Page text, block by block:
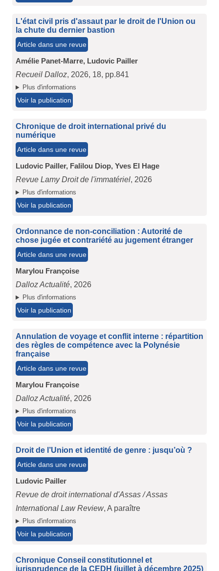
L'état civil pris d'assaut par le droit de l'Union ou
la chute du dernier bastion
Article dans une revue
Amélie Panet-Marre, Ludovic Pailler
Recueil Dalloz, 2026, 18, pp.841
Plus d'informations
Voir la publication
Chronique de droit international privé du
numérique
Article dans une revue
Ludovic Pailler, Falilou Diop, Yves El Hage
Revue Lamy Droit de l'immatériel, 2026
Plus d'informations
Voir la publication
Ordonnance de non-conciliation : Autorité de
chose jugée et contrariété au jugement étranger
Article dans une revue
Marylou Françoise
Dalloz Actualité, 2026
Plus d'informations
Voir la publication
Annulation de voyage et conflit interne : répartition
des règles de compétence avec la Polynésie
française
Article dans une revue
Marylou Françoise
Dalloz Actualité, 2026
Plus d'informations
Voir la publication
Droit de l’Union et identité de genre : jusqu’où ?
Article dans une revue
Ludovic Pailler
Revue de droit international d'Assas / Assas
International Law Review, A paraître
Plus d'informations
Voir la publication
Chronique Conseil constitutionnel et
jurisprudence de la CEDH (juillet à décembre 2025)